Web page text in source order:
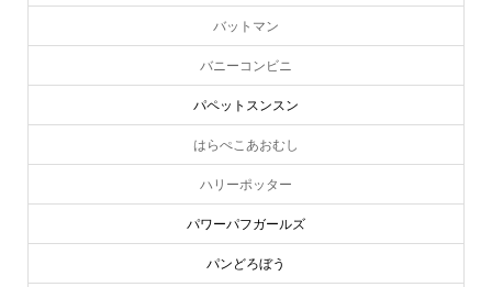
バットマン
バニーコンビニ
パペットスンスン
はらぺこあおむし
ハリーポッター
パワーパフガールズ
パンどろぼう